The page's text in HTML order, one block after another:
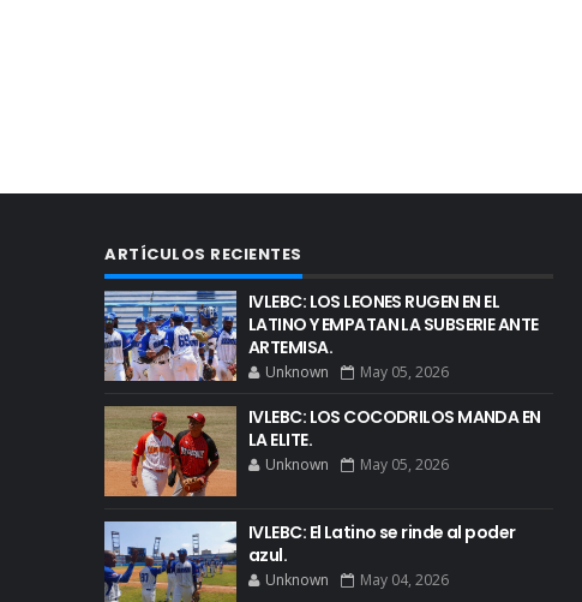
ARTÍCULOS RECIENTES
IVLEBC: LOS LEONES RUGEN EN EL
LATINO Y EMPATAN LA SUBSERIE ANTE
ARTEMISA.
Unknown May 05, 2026
IVLEBC: LOS COCODRILOS MANDA EN
LA ELITE.
Unknown May 05, 2026
IVLEBC: El Latino se rinde al poder
azul.
Unknown May 04, 2026